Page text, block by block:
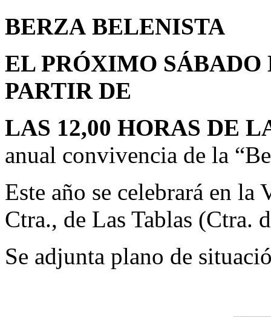
BERZA BELENISTA
EL PRÓXIMO SÁBADO
PARTIR DE
LAS 12,00 HORAS DE
anual convivencia de la
Este año se celebrará en
Ctra., de Las Tablas (Ctra.
Se adjunta plano de